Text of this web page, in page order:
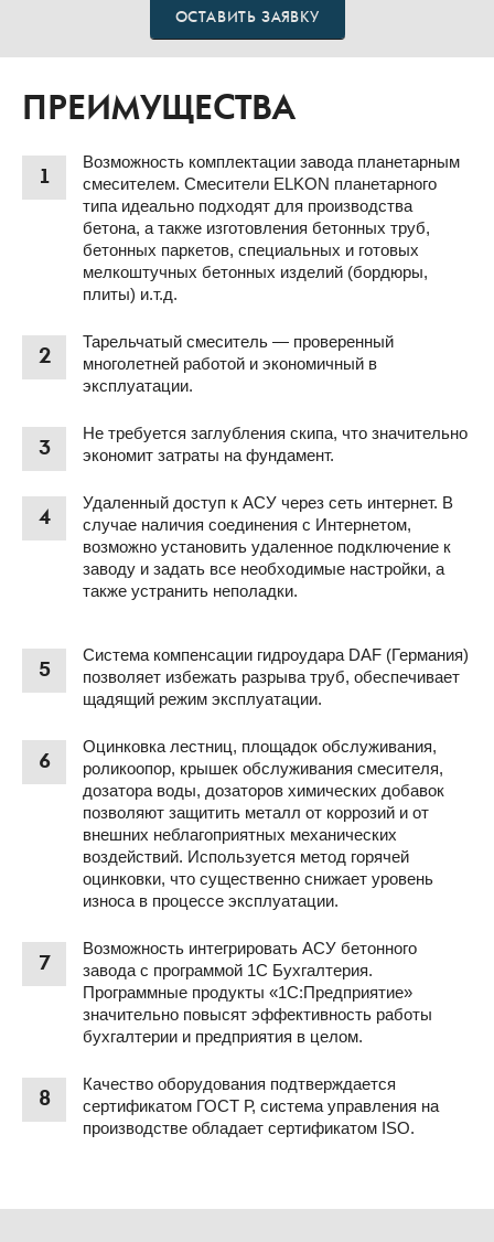
ОСТАВИТЬ ЗАЯВКУ
ПРЕИМУЩЕСТВА
1
Возможность комплектации завода планетарным
смесителем. Смесители ELKON планетарного
типа идеально подходят для производства
бетона, а также изготовления бетонных труб,
бетонных паркетов, специальных и готовых
мелкоштучных бетонных изделий (бордюры,
плиты) и.т.д.
2
Тарельчатый смеситель — проверенный
многолетней работой и экономичный в
эксплуатации.
3
Не требуется заглубления скипа, что значительно
экономит затраты на фундамент.
4
Удаленный доступ к АСУ через сеть интернет. В
случае наличия соединения с Интернетом,
возможно установить удаленное подключение к
заводу и задать все необходимые настройки, а
также устранить неполадки.
5
Система компенсации гидроудара DAF (Германия)
позволяет избежать разрыва труб, обеспечивает
щадящий режим эксплуатации.
6
Оцинковка лестниц, площадок обслуживания,
роликоопор, крышек обслуживания смесителя,
дозатора воды, дозаторов химических добавок
позволяют защитить металл от коррозий и от
внешних неблагоприятных механических
воздействий. Используется метод горячей
оцинковки, что существенно снижает уровень
износа в процессе эксплуатации.
7
Возможность интегрировать АСУ бетонного
завода с программой 1С Бухгалтерия.
Программные продукты «1С:Предприятие»
значительно повысят эффективность работы
бухгалтерии и предприятия в целом.
8
Качество оборудования подтверждается
сертификатом ГОСТ Р, система управления на
производстве обладает сертификатом ISO.